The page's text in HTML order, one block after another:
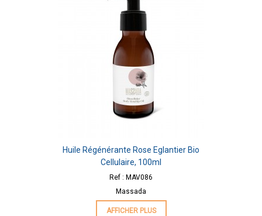
Huile Régénérante Rose Eglantier Bio
Cellulaire, 100ml
Ref : MAV086
Massada
AFFICHER PLUS